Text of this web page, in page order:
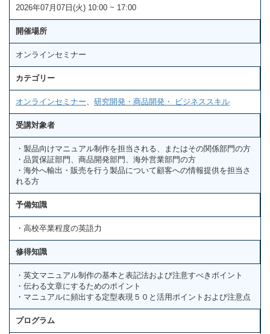
2026年07月07日(火) 10:00 ~ 17:00
開催場所
オンラインセミナー
カテゴリー
オンラインセミナー 研究開発・商品開発・ ビジネススキル
受講対象者
・製品向けマニュアル制作を担当される、またはその関係部門の方
・品質保証部門、商品開発部門、海外営業部門の方
・海外へ輸出・販売を行う製品について顧客への情報提供を担当さ
れる方
予備知識
・高校卒業程度の英語力
修得知識
・英文マニュアル制作の基本と表記法および注意すべきポイント
・伝わる文章にするためのポイント
・マニュアルに頻出する定型表現５０と活用ポイントおよび注意点
プログラム